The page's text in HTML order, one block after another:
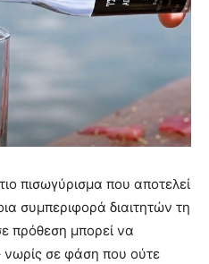
πισωγύρισμα που αποτελεί
συμπεριφορά διαιτητών τη
πρόθεση μπορεί να
νωρίς σε φάση που ούτε